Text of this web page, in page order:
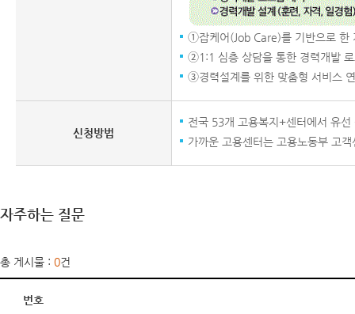
➀잡케어(Job Care)를 기반으로 한
➁1:1 심층 상담을 통한 경력개발
➂경력설계를 위한 맞춤형 서비스
신청방법
전국 53개 고용복지+센터에서 유
가까운 고용센터는 고용노동부 고
자주하는 질문
총 게시물 : 0건
번호